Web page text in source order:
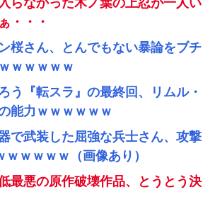
らなかった木ノ葉の上忍が一人い
・・・
桜さん、とんでもない暴論をブチ
ｗｗｗｗｗ
う『転スラ』の最終回、リムル・
能力ｗｗｗｗｗｗ
で武装した屈強な兵士さん、攻撃
ｗｗｗｗ（画像あり）
最悪の原作破壊作品、とうとう決